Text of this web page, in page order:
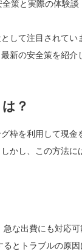
して注目されて
新の安全策を紹
？
枠を利用して現
かし、この方法
な出費にも対応可
とトラブルの原因